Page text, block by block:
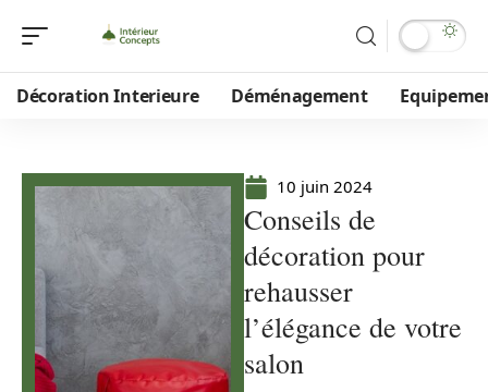
Décoration Interieure Déménagement
10 juin 2024
Conseils de
décoration pour
rehausser
l’élégance de votre
salon